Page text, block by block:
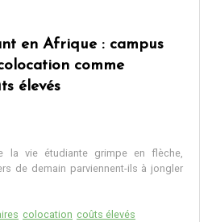
en Afrique : campus
comme
élevés
la vie étudiante grimpe en flèche,
de demain parviennent-ils à jongler
colocation coûts élevés